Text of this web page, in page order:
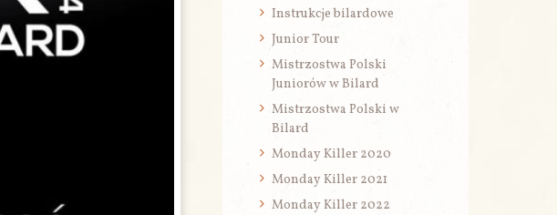
Instrukcje bilardowe
Junior Tour
Mistrzostwa Polski
Juniorów w Bilard
Mistrzostwa Polski w
Bilard
Monday Killer 2020
Monday Killer 2021
Monday Killer 2022